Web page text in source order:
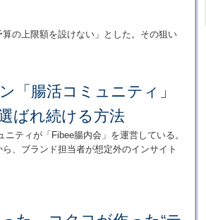
の上限額を設けない」とした。その狙い
「腸活コミュニティ」
ばれ続ける方法
ティが「Fibee腸内会」を運営している。
、ブランド担当者が想定外のインサイト